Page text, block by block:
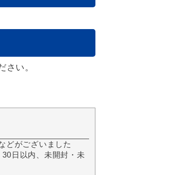
さい。
どがございました
日以内、未開封・未